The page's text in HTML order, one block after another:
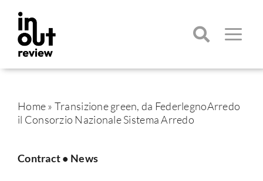
contenuto
Toggle
per:
Home» Transizione green, da FederlegnoArredo
il Consorzio Nazionale Sistema Arredo
Contract• News